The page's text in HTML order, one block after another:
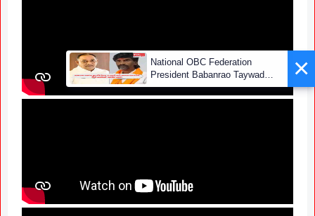
×
National OBC Federation
President Babanrao Taywade
Claims Only 27 Kunbi
Certificates Issued in